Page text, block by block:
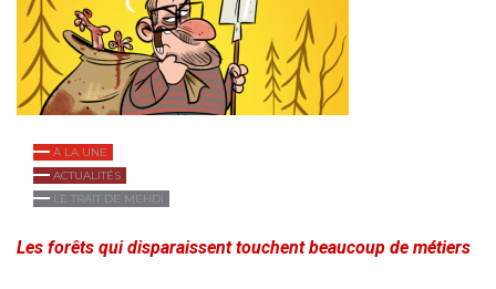
À LA UNE
ACTUALITÉS
LE TRAIT DE MEHDI
Les forêts qui disparaissent touchent beaucoup de métiers